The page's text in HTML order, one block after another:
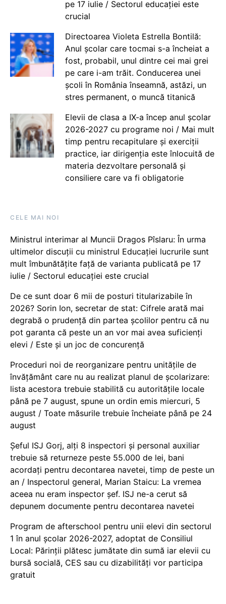
pe 17 iulie / Sectorul educației este
crucial
Directoarea Violeta Estrella Bontilă:
Anul școlar care tocmai s-a încheiat a
fost, probabil, unul dintre cei mai grei
pe care i-am trăit. Conducerea unei
școli în România înseamnă, astăzi, un
stres permanent, o muncă titanică
Elevii de clasa a IX-a încep anul școlar
2026-2027 cu programe noi / Mai mult
timp pentru recapitulare și exerciții
practice, iar dirigenția este înlocuită de
materia dezvoltare personală și
consiliere care va fi obligatorie
CELE MAI NOI
Ministrul interimar al Muncii Dragos Pîslaru: În urma
ultimelor discuții cu ministrul Educației lucrurile sunt
mult îmbunătățite față de varianta publicată pe 17
iulie / Sectorul educației este crucial
De ce sunt doar 6 mii de posturi titularizabile în
2026? Sorin Ion, secretar de stat: Cifrele arată mai
degrabă o prudență din partea școlilor pentru că nu
pot garanta că peste un an vor mai avea suficienți
elevi / Este și un joc de concurență
Proceduri noi de reorganizare pentru unitățile de
învățământ care nu au realizat planul de școlarizare:
lista acestora trebuie stabilită cu autoritățile locale
până pe 7 august, spune un ordin emis miercuri, 5
august / Toate măsurile trebuie încheiate până pe 24
august
Șeful ISJ Gorj, alți 8 inspectori și personal auxiliar
trebuie să returneze peste 55.000 de lei, bani
acordați pentru decontarea navetei, timp de peste un
an / Inspectorul general, Marian Staicu: La vremea
aceea nu eram inspector șef. ISJ ne-a cerut să
depunem documente pentru decontarea navetei
Program de afterschool pentru unii elevi din sectorul
1 în anul școlar 2026-2027, adoptat de Consiliul
Local: Părinții plătesc jumătate din sumă iar elevii cu
bursă socială, CES sau cu dizabilităţi vor participa
gratuit